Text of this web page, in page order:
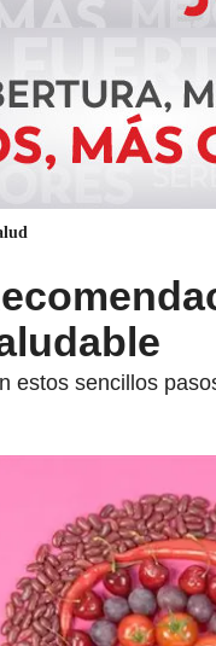
estos sencillos